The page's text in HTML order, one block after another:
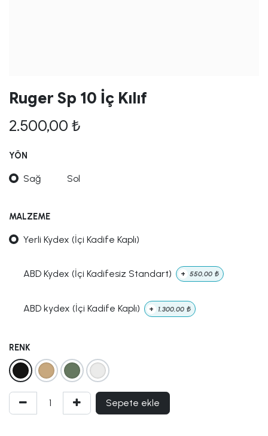
Ruger Sp 10 İç Kılıf
2.500,00 ₺
YÖN
Sağ Sol
MALZEME
Yerli Kydex (İçi Kadife Kaplı)
ABD Kydex (İçi Kadifesiz Standart) + 550,00 ₺
ABD kydex (İçi Kadife Kaplı) + 1.300,00 ₺
RENK
Sepete ekle